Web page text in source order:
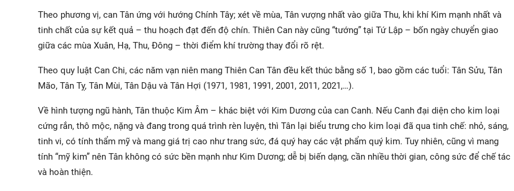
Theo phương vị, can Tân ứng với hướng Chính Tây; xét về mùa, Tân vượng nhất vào giữa Thu, khi khí Kim mạnh nhất và
tinh chất của sự kết quả – thu hoạch đạt đến độ chín. Thiên Can này cũng “tướng” tại Tứ Lập – bốn ngày chuyển giao
giữa các mùa Xuân, Hạ, Thu, Đông – thời điểm khí trường thay đổi rõ rệt.
Theo quy luật Can Chi, các năm vạn niên mang Thiên Can Tân đều kết thúc bằng số 1, bao gồm các tuổi: Tân Sửu, Tân
Mão, Tân Tỵ, Tân Mùi, Tân Dậu và Tân Hợi (1971, 1981, 1991, 2001, 2011, 2021,…).
Về hình tượng ngũ hành, Tân thuộc Kim Âm – khác biệt với Kim Dương của can Canh. Nếu Canh đại diện cho kim loại
cứng rắn, thô mộc, nặng và đang trong quá trình rèn luyện, thì Tân lại biểu trưng cho kim loại đã qua tinh chế: nhỏ, sáng,
tinh vi, có tính thẩm mỹ và mang giá trị cao như trang sức, đá quý hay các vật phẩm quý kim. Tuy nhiên, cũng vì mang
tính “mỹ kim” nên Tân không có sức bền mạnh như Kim Dương; dễ bị biến dạng, cần nhiều thời gian, công sức để chế tác
và hoàn thiện.